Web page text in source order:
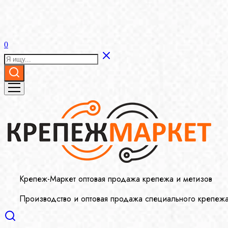
0
Крепеж-Маркет оптовая продажа крепежа и метизов
Производство и оптовая продажа специального